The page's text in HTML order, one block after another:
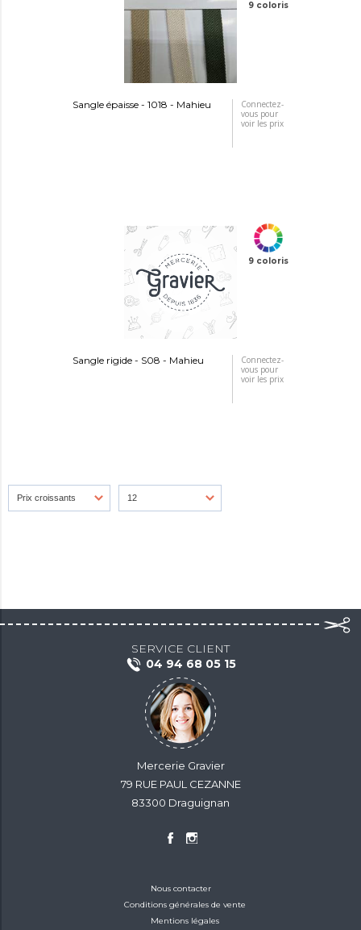
9 coloris
Sangle épaisse - 1018 - Mahieu
Connectez-
vous pour
voir les prix
9 coloris
Sangle rigide - S08 - Mahieu
Connectez-
vous pour
voir les prix
SERVICE CLIENT
04 94 68 05 15
Mercerie Gravier
79 RUE PAUL CEZANNE
83300 Draguignan
Nous contacter
Conditions générales de vente
Mentions légales